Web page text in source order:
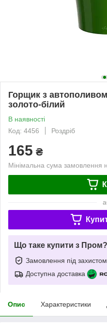
Горщик з
золото-білий
В наявності
Код: 4456
Роздріб
165 ₴
Мінімальна сума замовлення
Що таке купити з Пром?
Замовлення під захистом
Доступна доставка
Опис Характеристики